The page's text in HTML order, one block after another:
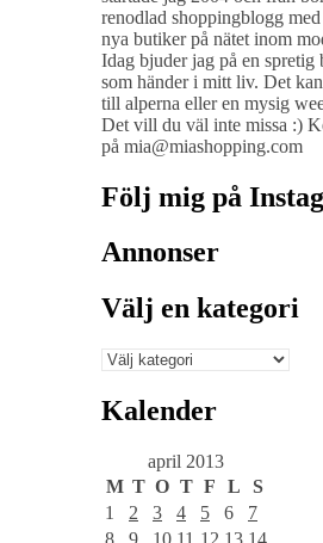
renodlad shoppingblogg
nya butiker på nätet inom
Idag bjuder jag på en
som händer i mitt liv. Det
till alperna eller en mysig
Det vill du väl inte missa :)
på mia@miashopping.com
Följ mig på
Annonser
Välj en kategori
Välj
kategori
Kalender
april 2013
M T O T F L
S
1
2 3 4 5 6
7
8
9 10 11 12 13 14